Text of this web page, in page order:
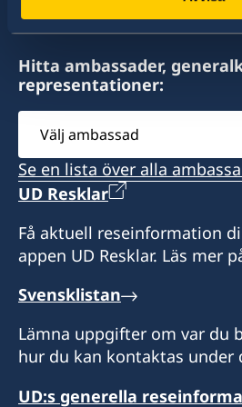
Hitta ambassader,
representationer:
Välj
ambassad
Se en lista över alla
UD Resklar
Få aktuell reseinformation
appen UD Resklar. Läs mer
Svensklistan
Lämna uppgifter om var du
hur du kan kontaktas under
UD:s generella